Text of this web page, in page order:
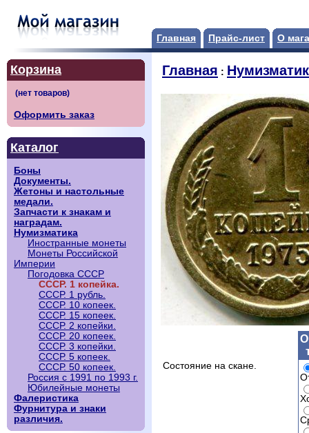
Главная Прайс-лист О
Корзина
Оформить заказ
Каталог
Боны
Документы.
Жетоны и настольные
медали.
Запчасти к знакам и
наградам.
Нумизматика
Иностранные монеты
Монеты Российской
Империи
Погодовка СССР
СССР. 1 копейка.
СССР. 1 рубль.
СССР. 10 копеек.
СССР. 15 копеек.
СССР. 2 копейки.
СССР. 20 копеек.
СССР. 3 копейки.
СССР. 5 копеек.
СССР. 50 копеек.
Россия с 1991 по 1993 г.
Юбилейные монеты
Фалеристика
Фурнитура и знаки
различия.
Главная :
Состояние на скане.